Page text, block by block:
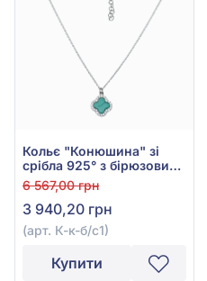
Кольє "Конюшина" зі
срібла 925° з бірюзовим
фіанітом та бірюзою, арт.
К-к-б/с1
6 567,00 грн
3 940,20 грн
(арт. К-к-б/с1)
Купити